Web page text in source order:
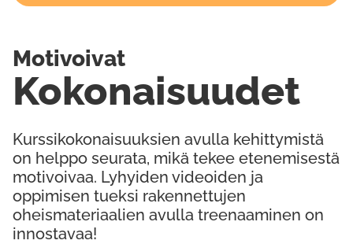
Kurssikokonaisuuksien avulla kehittymistä
on helppo seurata, mikä tekee etenemisestä
motivoivaa. Lyhyiden videoiden ja
oppimisen tueksi rakennettujen
oheismateriaalien avulla treenaaminen on
innostavaa!
Kokonaisuudet
Motivoivat